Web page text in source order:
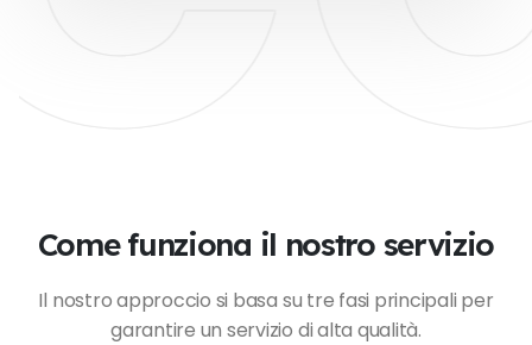
Come funziona il nostro servizio
Il nostro approccio si basa su tre fasi principali per
garantire un servizio di alta qualità.